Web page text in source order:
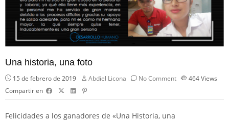
Una historia, una foto
15 de febrero de 2019 Abdiel Licona No Comment 464Views
Compartir en
Felicidades a los ganadores de «Una Historia, una